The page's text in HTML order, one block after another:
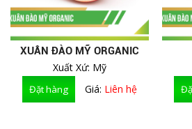
XUÂN ĐÀO MỸ ORGANIC
Xuất Xứ: Mỹ
Giá: Liên hệ